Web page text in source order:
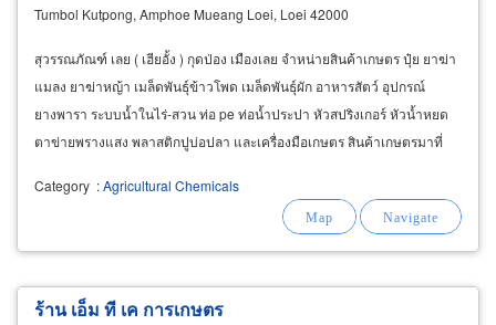
Tumbol Kutpong, Amphoe Mueang Loei, Loei 42000
สุวรรณภัณฑ์ เลย ( เฮียอั้ง ) กุดป่อง เมืองเลย จำหน่ายสินค้าเกษตร ปุ๋ย ยาฆ่า
แมลง ยาฆ่าหญ้า เมล็ดพันธุ์ข้าวโพด เมล็ดพันธุ์ผัก อาหารสัตว์ อุปกรณ์
ยางพารา ระบบน้ำในไร่-สวน ท่อ pe ท่อน้ำประปา หัวสปริงเกอร์ หัวน้ำหยด
ตาข่ายพรางแสง พลาสติกปูบ่อปลา และเครื่องมือเกษตร สินค้าเกษตรมาที่
Category :Agricultural Chemicals
ร้าน เอ็ม ที เค การเกษตร